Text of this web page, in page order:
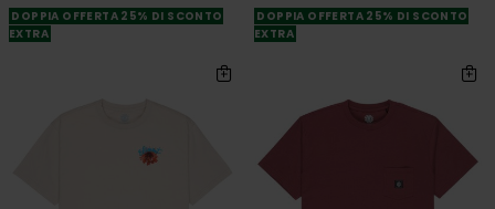
DOPPIA OFFERTA 25% DI SCONTO
EXTRA
DOPPIA OFFERTA 25% DI SCONTO
EXTRA